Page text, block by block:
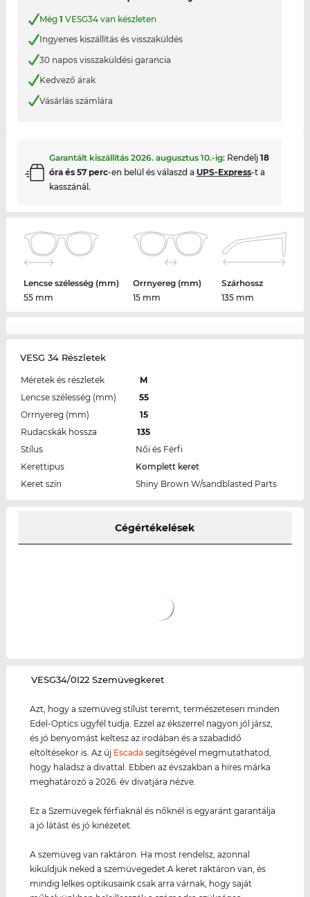
Még 1 VESG34 van készleten
Ingyenes kiszállítás és visszaküldés
30 napos visszaküldési garancia
Kedvező árak
Vásárlás számlára
Garantált kiszállítás 2026. augusztus 10.-ig: Rendelj 18
óra és 57 perc-en belül és válaszd a UPS-Express-t a
kasszánál.
Lencse szélesség (mm)
55 mm
Orrnyereg (mm)
15 mm
Szárhossz
135 mm
VESG 34 Részletek
Méretek és részletek
M
Lencse szélesség (mm)
55
Orrnyereg (mm)
15
Rudacskák hossza
135
Stílus
Női és Férfi
Kerettipus
Komplett keret
Keret szín
Shiny Brown W/sandblasted Parts
Cégértékelések
‌VESG34/0I22 Szemüvegkeret
Azt, hogy a szemüveg stílust teremt, természetesen minden
Edel-Optics ügyfél tudja. Ezzel az ékszerrel nagyon jól jársz,
és jó benyomást keltesz az irodában és a szabadidő
eltöltésekor is. Az új Escada segítségével megmutathatod,
hogy haladsz a divattal. Ebben az évszakban a híres márka
meghatározó a 2026. év divatjára nézve.
Ez a Szemüvegek férfiaknál és nőknél is egyaránt garantálja
a jó látást és jó kinézetet.
A szemüveg van raktáron. Ha most rendelsz, azonnal
kiküldjük neked a szemüvegedet.A keret raktáron van, és
mindig lelkes optikusaink csak arra várnak, hogy saját